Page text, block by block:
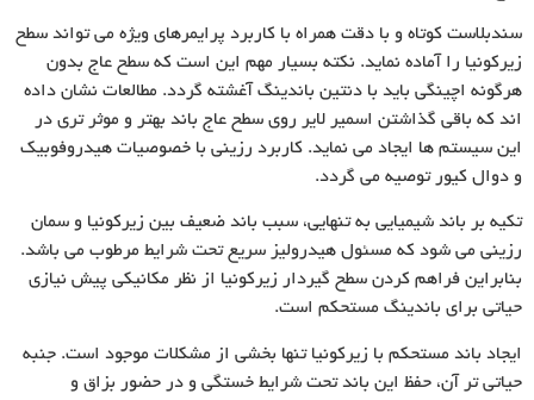
سندبلاست کوتاه و با دقت همراه با کاربرد پرایمرهای ویژه می تواند سطح
زیرکونیا را آماده نماید. نکته بسیار مهم این است که سطح عاج بدون
هرگونه اچینگی باید با دنتین باندینگ آغشته گردد. مطالعات نشان داده
اند که باقی گذاشتن اسمیر لایر روی سطح عاج باند بهتر و موثر تری در
این سیستم ها ایجاد می نماید. کاربرد رزینی با خصوصیات هیدروفوبیک
و دوال کیور توصیه می گردد.
تکیه بر باند شیمیایی به تنهایی، سبب باند ضعیف بین زیرکونیا و سمان
رزینی می شود که مسئول هیدرولیز سریع تحت شرایط مرطوب می باشد.
بنابراین فراهم کردن سطح گیردار زیرکونیا از نظر مکانیکی پیش نیازی
حیاتی برای باندینگ مستحکم است.
ایجاد باند مستحکم با زیرکونیا تنها بخشی از مشکلات موجود است. جنبه
حیاتی تر آن، حفظ این باند تحت شرایط خستگی و در حضور بزاق و